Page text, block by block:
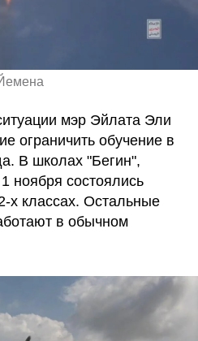
мэр Эйлата Эли
ограничить обучение в
В школах "Бегин",
ноября состоялись
х классах. Остальные
в обычном